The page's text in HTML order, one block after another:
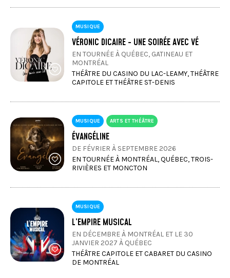
MUSIQUE
VÉRONIC DICAIRE - UNE SOIRÉE AVEC VÉ
EN TOURNÉE À QUÉBEC, GATINEAU ET
MONTRÉAL
THÉÂTRE DU CASINO DU LAC-LEAMY, THÉÂTRE
CAPITOLE ET THÉÂTRE ST-DENIS
MUSIQUE ARTS ET THÉÂTRE
ÉVANGÉLINE
DE FÉVRIER À SEPTEMBRE 2026
EN TOURNÉE À MONTRÉAL, QUÉBEC, TROIS-
RIVIÈRES ET MONCTON
MUSIQUE
L’EMPIRE MUSICAL
EN DÉCEMBRE À MONTRÉAL ET LE 30
JANVIER 2027 À QUÉBEC
THÉÂTRE CAPITOLE ET CABARET DU CASINO
DE MONTRÉAL